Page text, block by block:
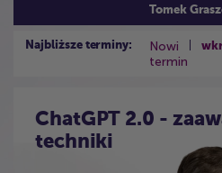
Tomek
Najbliższe terminy:
Nowi
termin
ChatGPT 2.0 -
techniki